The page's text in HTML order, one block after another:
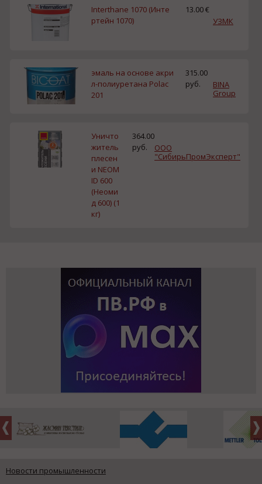
Interthane 1070 (Инте
ртейн 1070)
13.00 €
УЗМК
эмаль на основе акри
л-полиуретана Polac
201
315.00
руб.
BINA
Group
Уничто
житель
плесен
и NEOM
ID 600
(Неоми
д 600) (1
кг)
364.00
руб.
ООО
"СибирьПромЭксперт"
Новости промышленности